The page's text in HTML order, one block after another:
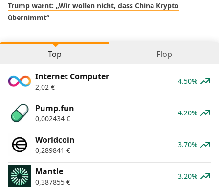
Trump warnt: „Wir wollen nicht, dass China Krypto
übernimmt“
Top Flop
Internet Computer
2,02 €
4.50%
Pump.fun
0,002434 €
4.20%
Worldcoin
0,289841 €
3.70%
Mantle
0,387855 €
3.20%